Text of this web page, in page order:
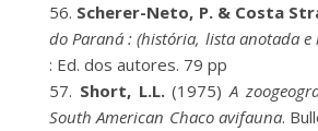
Scherer-Neto, P. & Costa
do Paraná : (história, lista anotada
: Ed. dos autores. 79 pp
Short, L.L.(1975)A
South American Chaco avifauna.